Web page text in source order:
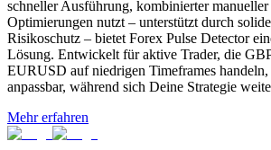
schneller Ausführung, kombinierter
Optimierungen nutzt – unterstützt durch
Risikoschutz – bietet Forex Pulse Detector
Lösung. Entwickelt für aktive Trader, die
EURUSD auf niedrigen Timeframes
anpassbar, während sich Deine Strategie
Mehr erfahren